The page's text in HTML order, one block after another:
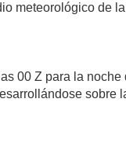
meteorológico de
00 Z para la
sobre